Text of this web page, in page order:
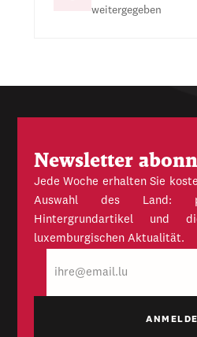
weitergegeben
Newsletter
Jede Woche erhalten Sie
Auswahl des Land:
Hintergrundartikel und
luxemburgischen Aktualität.
Mail